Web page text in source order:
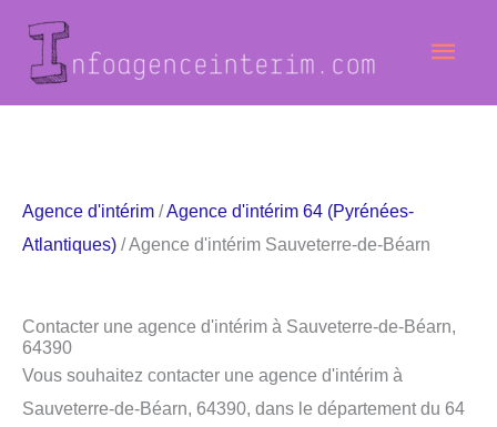
contenu
Agence d'intérim /Agence d'intérim 64 (Pyrénées-
Atlantiques) / Agence d'intérim Sauveterre-de-Béarn
Contacter une agence d'intérim à Sauveterre-de-Béarn,
64390
Vous souhaitez contacter une agence d'intérim à
Sauveterre-de-Béarn, 64390, dans le département du 64